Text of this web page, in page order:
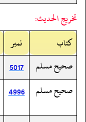
تخريج الحديث:
کتاب
نمبر
صحيح مسلم
5017
صحيح مسلم
4996